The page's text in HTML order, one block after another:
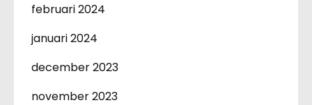
februari 2024
januari 2024
december 2023
november 2023